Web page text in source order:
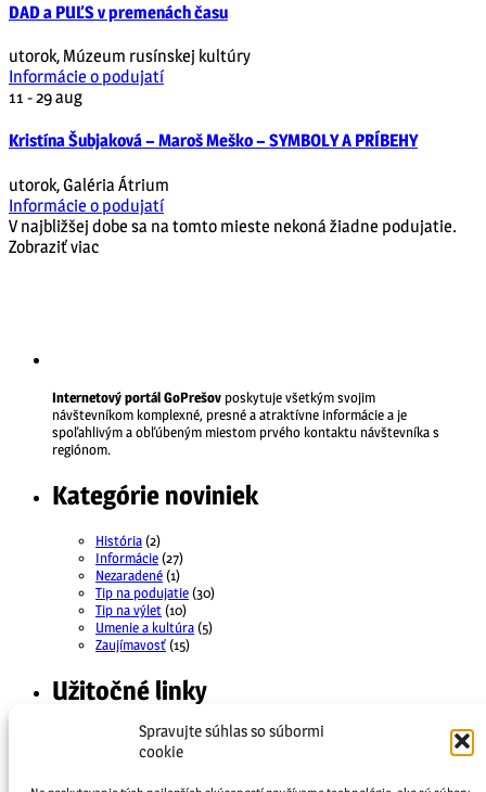
Spravujte súhlas so súbormi
cookie
DAD a PUĽS v premenách času
utorok, Múzeum rusínskej kultúry
Informácie o podujatí
11 - 29aug
Kristína Šubjaková – Maroš Meško – SYMBOLY A PRÍBEHY
utorok,Galéria Átrium
Informácie o podujatí
V najbližšej dobe sa na tomto mieste nekoná žiadne podujatie.
Zobraziť viac
Internetový portál GoPrešov poskytuje všetkým svojim
návštevníkom komplexné, presné a atraktívne informácie a je
spoľahlivým a obľúbeným miestom prvého kontaktu návštevníka s
regiónom.
Kategórie noviniek
História(2)
Informácie(27)
Nezaradené(1)
Tip na podujatie(30)
Tip na výlet(10)
Umenie a kultúra(5)
Zaujímavosť(15)
Užitočné linky
Pridať podujatie
Kalendár podujatí